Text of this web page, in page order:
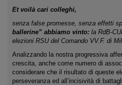
Et voilà cari colleghi,
senza false promesse, senza effetti
ballerine” abbiamo vinto: la RdB-
elezioni RSU del Comando VV.F. di
Analizzando la nostra progressiva
crescita, anche come numero di
considerare che il risultato di queste
perseveranza ed all’incisività di